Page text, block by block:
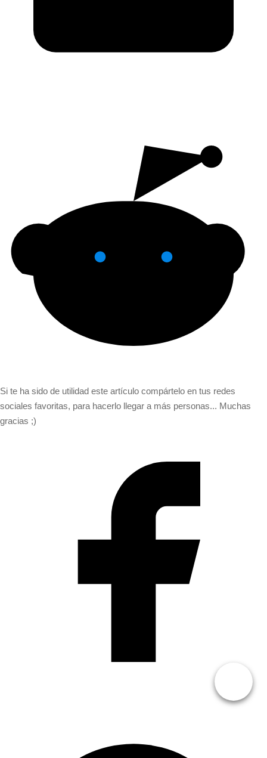
Si te ha sido de utilidad este artículo compártelo en tus redes
sociales favoritas, para hacerlo llegar a más personas... Muchas
gracias ;)